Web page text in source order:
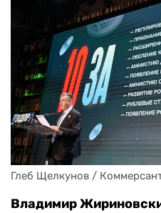
Глеб Щелкунов /
Владимир